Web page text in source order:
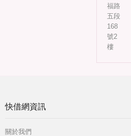
福路
五段
168
號2
樓
快借網資訊
關於我們